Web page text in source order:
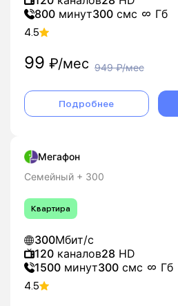
800 минут300 смс Гб
4.5
99 ₽/мес 949₽/мес
Подробнее
Мегафон
Семейный + 300
Квартира
300Мбит/с
120 каналов28 HD
1500 минут300 смс Гб
4.5